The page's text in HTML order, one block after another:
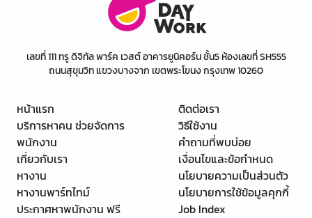
เลขที่ 111 ทรู ดิจิทัล พาร์ค เวสต์ อาคารยูนิคอร์น ชั้น5 ห้องเลขที่ SH555
ถนนสุขุมวิท แขวงบางจาก เขตพระโขนง กรุงเทพ 10260
หน้าแรก
บริการหาคน ช่วยจัดการ
พนักงาน
เกี่ยวกับเรา
หางาน
หางานพาร์ทไทม์
ประกาศหาพนักงาน ฟรี
ติดต่อเรา
วิธีใช้งาน
คำถามที่พบบ่อย
เงื่อนไขและข้อกำหนด
นโยบายความเป็นส่วนตัว
นโยบายการใช้ข้อมูลคุกกี้
Job Index